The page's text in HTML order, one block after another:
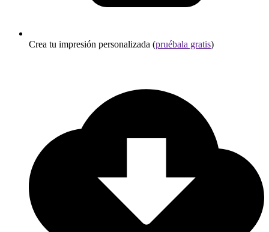
Crea tu impresión personalizada (pruébala gratis)